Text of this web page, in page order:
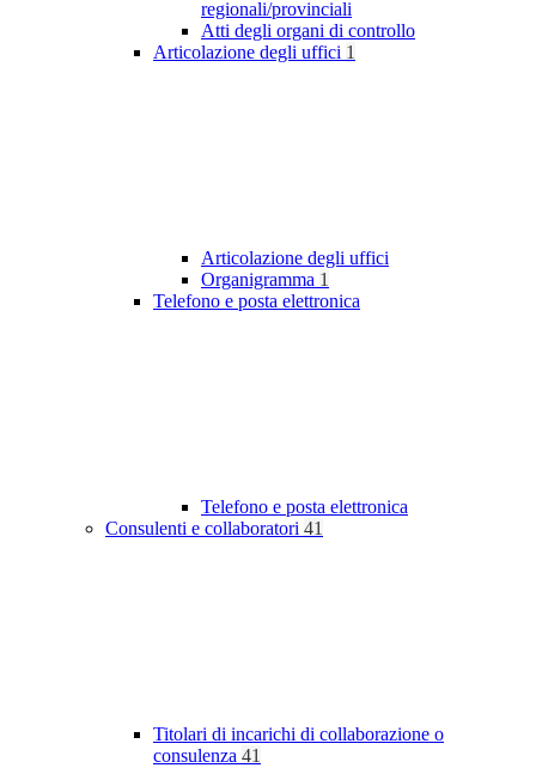
regionali/provinciali
Atti degli organi di controllo
Articolazione degli uffici 1
Articolazione degli uffici
Organigramma 1
Telefono e posta elettronica
Telefono e posta elettronica
Consulenti e collaboratori 41
Titolari di incarichi di collaborazione o
consulenza 41